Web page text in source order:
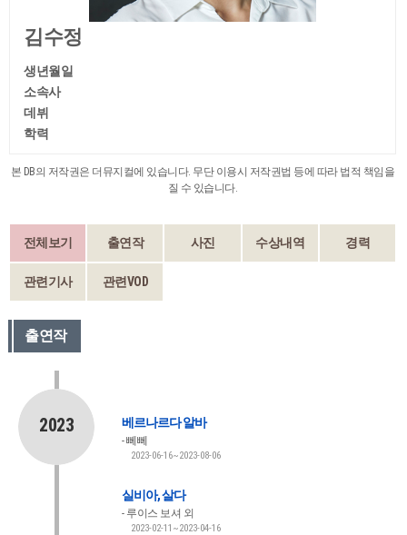
김수정
생년월일
소속사
데뷔
학력
본 DB의 저작권은 더뮤지컬에 있습니다. 무단 이용시 저작권법 등에 따라 법적 책임을
질 수 있습니다.
전체보기 출연작 사진 수상내역 경력
관련기사 관련VOD
출연작
2023 베르나르다 알바
뻬뻬
2023-06-16~2023-08-06
실비아, 살다
루이스 보셔 외
2023-02-11~2023-04-16